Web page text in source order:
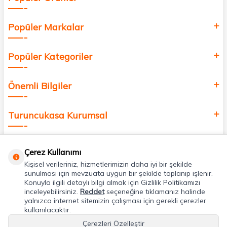
Popüler Markalar
Popüler Kategoriler
Önemli Bilgiler
Turuncukasa Kurumsal
Uygulamalarımız
Adres & İletişim
Çerez Kullanımı
Kişisel verileriniz, hizmetlerimizin daha iyi bir şekilde
sunulması için mevzuata uygun bir şekilde toplanıp işlenir.
Konuyla ilgili detaylı bilgi almak için Gizlilik Politikamızı
inceleyebilirsiniz. Reddetseçeneğine tıklamanız halinde
yalnızca internet sitemizin çalışması için gerekli çerezler
kullanılacaktır.
Çerezleri Özelleştir